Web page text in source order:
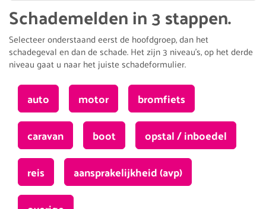
Schademelden in 3 stappen.
Selecteer onderstaand eerst de hoofdgroep, dan het
schadegeval en dan de schade. Het zijn 3 niveau's, op het derde
niveau gaat u naar het juiste schadeformulier.
auto motor
bromfiets
caravan
boot
opstal / inboedel
reis
aansprakelijkheid (avp)